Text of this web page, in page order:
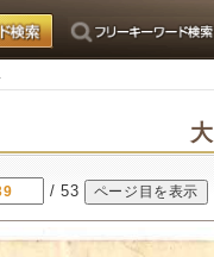
/ 53